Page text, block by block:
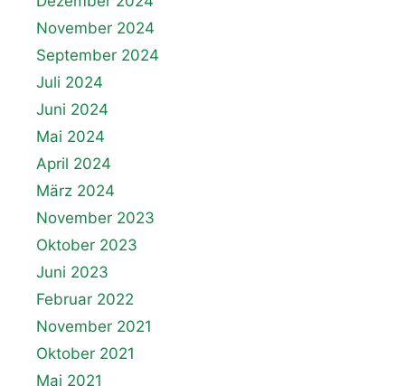
November 2024
September 2024
Juli 2024
Juni 2024
Mai 2024
April 2024
März 2024
November 2023
Oktober 2023
Juni 2023
Februar 2022
November 2021
Oktober 2021
Mai 2021